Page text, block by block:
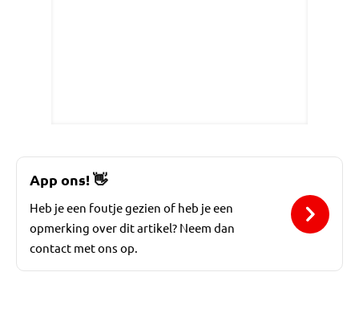
App ons!👋
Heb je een foutje gezien of heb je een
opmerking over dit artikel? Neem dan
contact met ons op.